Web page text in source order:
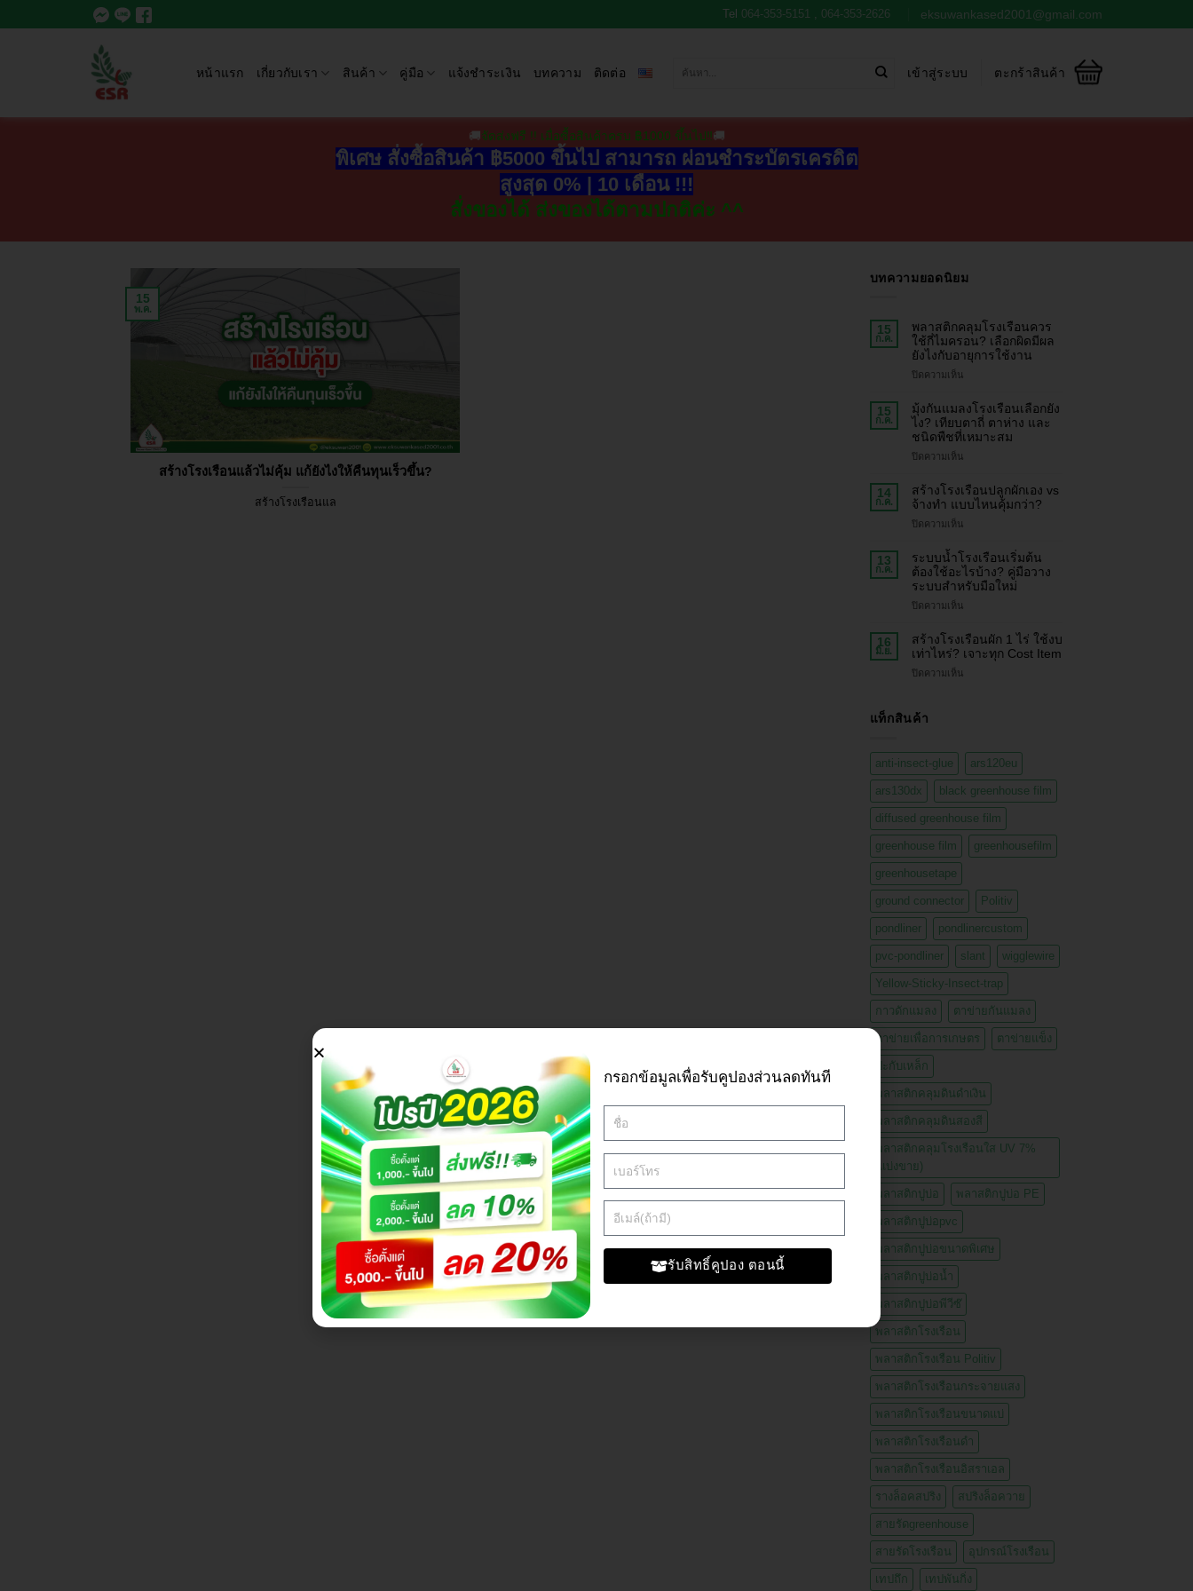
Tel 064-353-5151 , 064-353-2626 eksuwankased2001@gmail.com
หน้าแรก เกี่ยวกับเรา สินค้า คู่มือ แจ้งชำระเงิน บทความ ติดต่อ เข้าสู่ระบบ ตะกร้าสินค้า
🚚 จัดส่งฟรี !! เมื่อซื้อสินค้าครบ ฿1000 ขึ้นไป‼🚚
พิเศษ สั่งซื้อสินค้า ฿5000 ขึ้นไป สามารถ ผ่อนชำระบัตรเครดิต
สูงสุด 0% | 10 เดือน !!!
สั่งของได้ ส่งของได้ตามปกติค่ะ ^^
สร้างโรงเรือนแล้วไม่คุ้ม แก้ยังไงให้คืนทุนเร็วขึ้น?
สร้างโรงเรือนแล
15
พ.ค.
บทความยอดนิยม
15
ก.ค.
พลาสติกคลุมโรงเรือนควร
ใช้กี่ไมครอน? เลือกผิดมีผล
ยังไงกับอายุการใช้งาน
ปิดความเห็น
15
ก.ค.
มุ้งกันแมลงโรงเรือนเลือกยัง
ไง? เทียบตาถี่ ตาห่าง และ
ชนิดพืชที่เหมาะสม
ปิดความเห็น
14
ก.ค.
สร้างโรงเรือนปลูกผักเอง vs
จ้างทำ แบบไหนคุ้มกว่า?
ปิดความเห็น
13
ก.ค.
ระบบน้ำโรงเรือนเริ่มต้น
ต้องใช้อะไรบ้าง? คู่มือวาง
ระบบสำหรับมือใหม่
ปิดความเห็น
16
มิ.ย.
สร้างโรงเรือนผัก 1 ไร่ ใช้งบ
เท่าไหร่? เจาะทุก Cost Item
ปิดความเห็น
แท็กสินค้า
anti-insect-glue ars120eu
ars130dx black greenhouse film
diffused greenhouse film
greenhouse film greenhousefilm
greenhousetape
ground connector Politiv
pondliner pondlinercustom
pvc-pondliner slant wigglewire
Yellow-Sticky-Insect-trap
กาวดักแมลง ตาข่ายกันแมลง
ตาข่ายเพื่อการเกษตร ตาข่ายแข็ง
ปะกับเหล็ก
พลาสติกคลุมดินดำเงิน
พลาสติกคลุมดินสองสี
พลาสติกคลุมโรงเรือนใส UV 7%
(แบ่งขาย)
พลาสติกปูบ่อ พลาสติกปูบ่อ PE
พลาสติกปูบ่อpvc
พลาสติกปูบ่อขนาดพิเศษ
พลาสติกปูบ่อน้ำ
พลาสติกปูบ่อพีวีซ๊
พลาสติกโรงเรือน
พลาสติกโรงเรือน Politiv
พลาสติกโรงเรือนกระจายแสง
พลาสติกโรงเรือนขนาดแบ่
พลาสติกโรงเรือนดำ
พลาสติกโรงเรือนอิสราเอล
รางล็อคสปริง สปริงล็อควาย
สายรัดgreenhouse
สายรัดโรงเรือน อุปกรณ์โรงเรือน
เทปถึก เทปพันกิ่ง
กรอกข้อมูลเพื่อรับคูปองส่วนลดทันที
รับสิทธิ์คูปอง ตอนนี้